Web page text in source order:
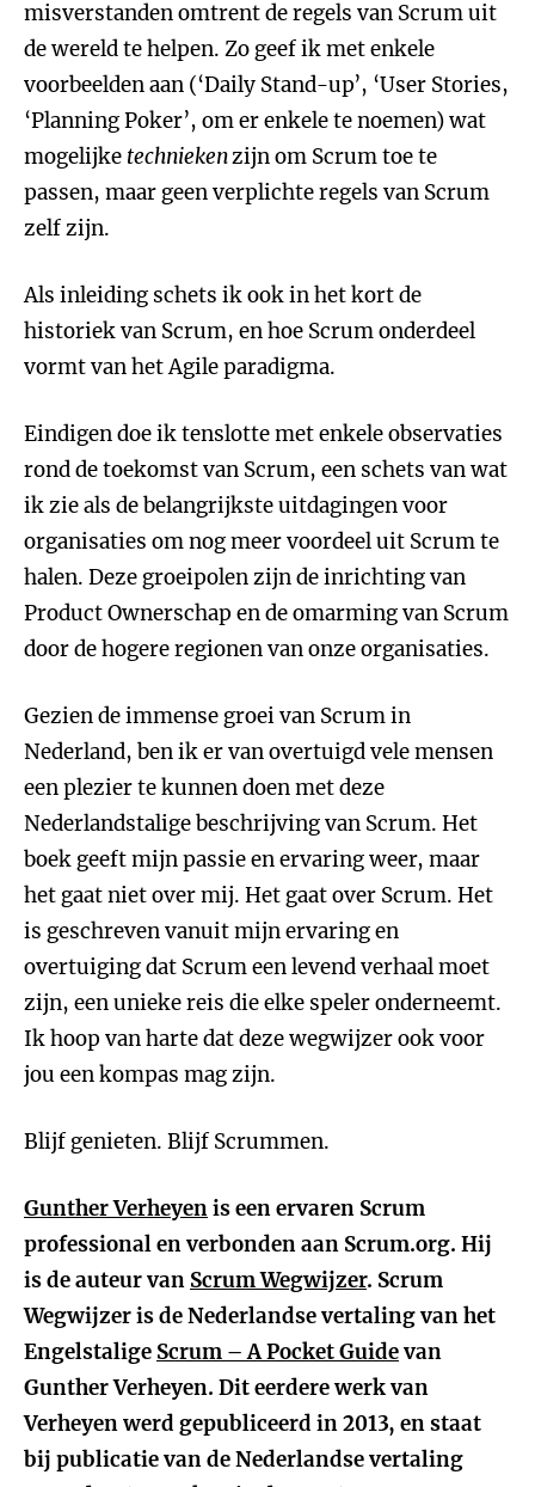
misverstanden omtrent de regels van Scrum uit
de wereld te helpen. Zo geef ik met enkele
voorbeelden aan (‘Daily Stand-up’, ‘User Stories,
‘Planning Poker’, om er enkele te noemen) wat
mogelijke techniekenzijn om Scrum toe te
passen, maar geen verplichte regels van Scrum
zelf zijn.
Als inleiding schets ik ook in het kort de
historiek van Scrum, en hoe Scrum onderdeel
vormt van het Agile paradigma.
Eindigen doe ik tenslotte met enkele observaties
rond de toekomst van Scrum, een schets van wat
ik zie als de belangrijkste uitdagingen voor
organisaties om nog meer voordeel uit Scrum te
halen. Deze groeipolen zijn de inrichting van
Product Ownerschap en de omarming van Scrum
door de hogere regionen van onze organisaties.
Gezien de immense groei van Scrum in
Nederland, ben ik er van overtuigd vele mensen
een plezier te kunnen doen met deze
Nederlandstalige beschrijving van Scrum. Het
boek geeft mijn passie en ervaring weer, maar
het gaat niet over mij. Het gaat over Scrum. Het
is geschreven vanuit mijn ervaring en
overtuiging dat Scrum een levend verhaal moet
zijn, een unieke reis die elke speler onderneemt.
Ik hoop van harte dat deze wegwijzer ook voor
jou een kompas mag zijn.
Blijf genieten. Blijf Scrummen.
Gunther Verheyenis een ervaren Scrum
professional en verbonden aan Scrum.org. Hij
is de auteur van Scrum Wegwijzer. Scrum
Wegwijzer is de Nederlandse vertaling van het
Engelstalige Scrum – A Pocket Guidevan
Gunther Verheyen. Dit eerdere werk van
Verheyen werd gepubliceerd in 2013, en staat
bij publicatie van de Nederlandse vertaling